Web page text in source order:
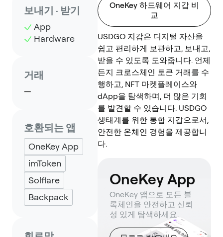
보내기 · 받기
App
Hardware
거래
—
호환되는 앱
OneKey App
imToken
Solflare
Backpack
OneKey 하드웨어 지갑 비
교
USDGO 지갑은 디지털 자산을
쉽고 편리하게 보관하고, 보내고,
받을 수 있도록 도와줍니다. 언제
든지 크로스체인 토큰 거래를 수
행하고, NFT 마켓플레이스와
dApp을 탐색하며, 더 많은 기회
를 발견할 수 있습니다. USDGO
생태계를 위한 통합 지갑으로서,
안전한 온체인 경험을 제공합니
다.
OneKey App
OneKey 앱으로 모든 블
록체인을 안전하고 신뢰
성 있게 탐색하세요.